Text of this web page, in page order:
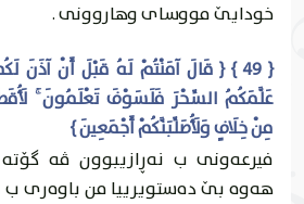
خودايێ مووساى وهاروونى .
{ 49 } { قَالَ آمَنْتُمْ لَهُ قَبْلَ أَنْ آذَنَ
عَلَّمَكُمُ السِّحْرَ فَلَسَوْفَ تَعْلَمُونَ
مِنْ خِلَافٍ وَلَأُصَلِّبَنَّكُمْ أَجْمَعِينَ }
فيرعه‌ونى ب نه‌ڕازيبوون ڤه‌
هه‌وه‌ بێ ده‌ستويرییا من باوه‌رى ب